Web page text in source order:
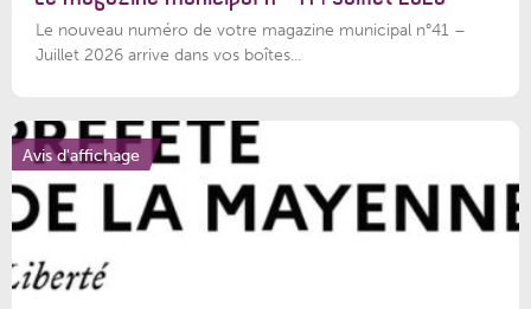
Le nouveau numéro de votre magazine municipal n°41 –
Juillet 2026 arrive dans vos boîtes...
Avis d'affichage